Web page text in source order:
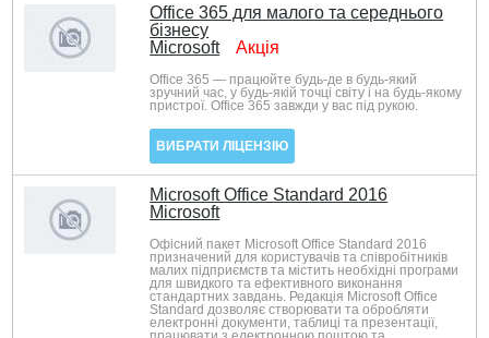
Office 365 для малого та середнього
бізнесу
Microsoft
Акція
Office 365 — працюйте будь-де в будь-який
зручний час, у будь-якій точці світу і на будь-якому
пристрої. Office 365 завжди у вас під рукою.
ВИБРАТИ ЛІЦЕНЗІЮ
Microsoft Office Standard 2016
Microsoft
Офісний пакет Microsoft Office Standard 2016
призначений для користувачів та співробітників
малих підприємств та містить необхідні програми
для швидкого та ефективного виконання
стандартних завдань. Редакція Microsoft Office
Standard дозволяє створювати та обробляти
електронні документи, таблиці та презентації,